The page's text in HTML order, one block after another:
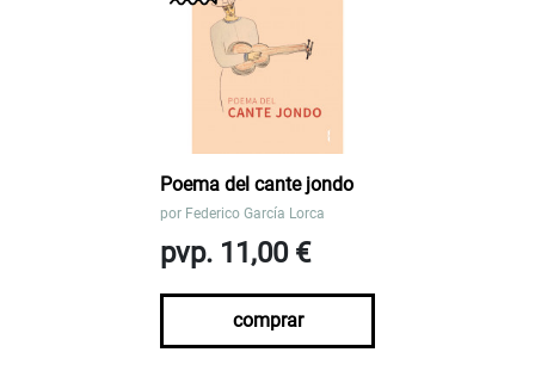
Poema del cante jondo
por Federico García Lorca
pvp. 11,00 €
comprar